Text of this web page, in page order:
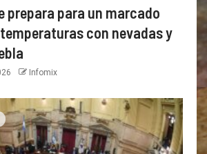
prepara para un marcado
con nevadas y
Infomix